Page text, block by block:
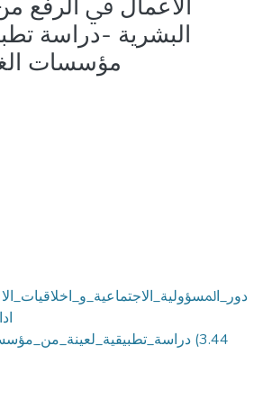
اﻻﻋﻤﺎل ﰲ اﻟﺮﻓﻊ
اﻟﺒﺸﺮﻳﺔ -دراﺳﺔ
ﻣﺆﺳﺴﺎت
(3.44